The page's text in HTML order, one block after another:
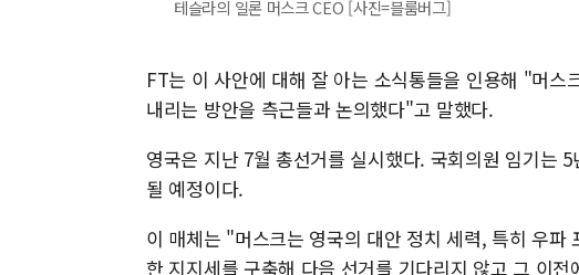
테슬라의 일론 머스크 CEO [사진=블룸버그]
FT는 이 사안에 대해 잘 아는 소식통들을 인용해 "머스
내리는 방안을 측근들과 논의했다"고 말했다.
영국은 지난 7월 총선거를 실시했다. 국회의원 임기는
될 예정이다.
이 매체는 "머스크는 영국의 대안 정치 세력, 특히 우
한 지지세를 구축해 다음 선거를 기다리지 않고 그 이